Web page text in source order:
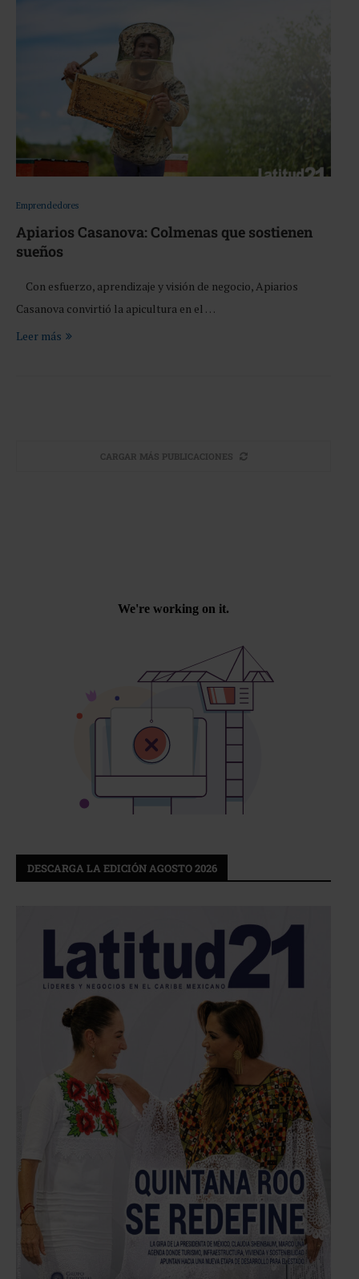
Emprendedores
Apiarios Casanova: Colmenas que sostienen
sueños
Con esfuerzo, aprendizaje y visión de negocio, Apiarios
Casanova convirtió la apicultura en el …
Leer más
CARGAR MÁS PUBLICACIONES
DESCARGA LA EDICIÓN AGOSTO 2026